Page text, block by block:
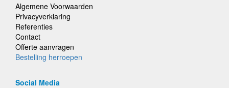
Algemene Voorwaarden
Privacyverklaring
Referenties
Contact
Offerte aanvragen
Bestelling herroepen
Social Media